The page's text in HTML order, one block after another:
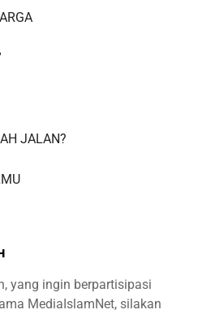
JALAN?
yang ingin berpartisipasi
MediaIslamNet, silakan